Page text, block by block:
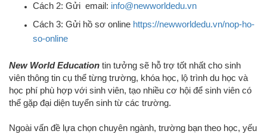
Cách 2: Gửi email: info@newworldedu.vn
Cách 3: Gửi hồ sơ online https://newworldedu.vn/nop-ho-
so-online
New World Education tin tưởng sẽ hỗ trợ tốt nhất cho sinh
viên thông tin cụ thể từng trường, khóa học, lộ trình du học và
học phí phù hợp với sinh viên, tạo nhiều cơ hội để sinh viên có
thể gặp đại diện tuyển sinh từ các trường.
Ngoài vấn đề lựa chọn chuyên ngành, trường bạn theo học, yếu